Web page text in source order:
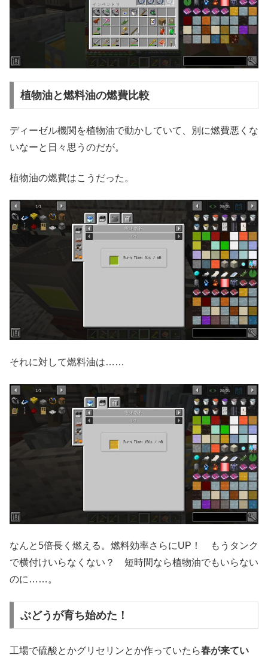
植物油と燃料油の燃費比較
ディーゼル機関を植物油で動かしていて、別に燃費悪くな
いなーと日々思うのだが。
植物油の燃費はこうだった。
それに対して燃料油は……
なんと5倍長く燃える。燃料効率さらにUP！ もうタンク
で横付けいらなくない？ 短時間なら植物油でもいらない
のに……。
ぶどうが育ち始めた！
工場で硫酸とかグリセリンとか作っていたら春が来てい